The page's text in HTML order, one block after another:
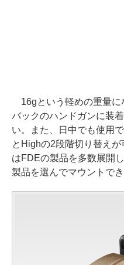
16gという軽めの重量に
バックのハンドガンに装
い。また、日中でも使用
とHighの2段階切り替え
はFDEの製品を多数展開
製品を選んでマウントでき